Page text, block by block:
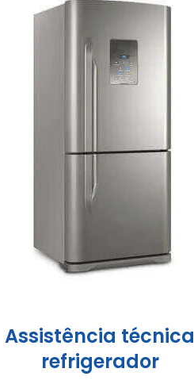
Assistência técnica
refrigerador